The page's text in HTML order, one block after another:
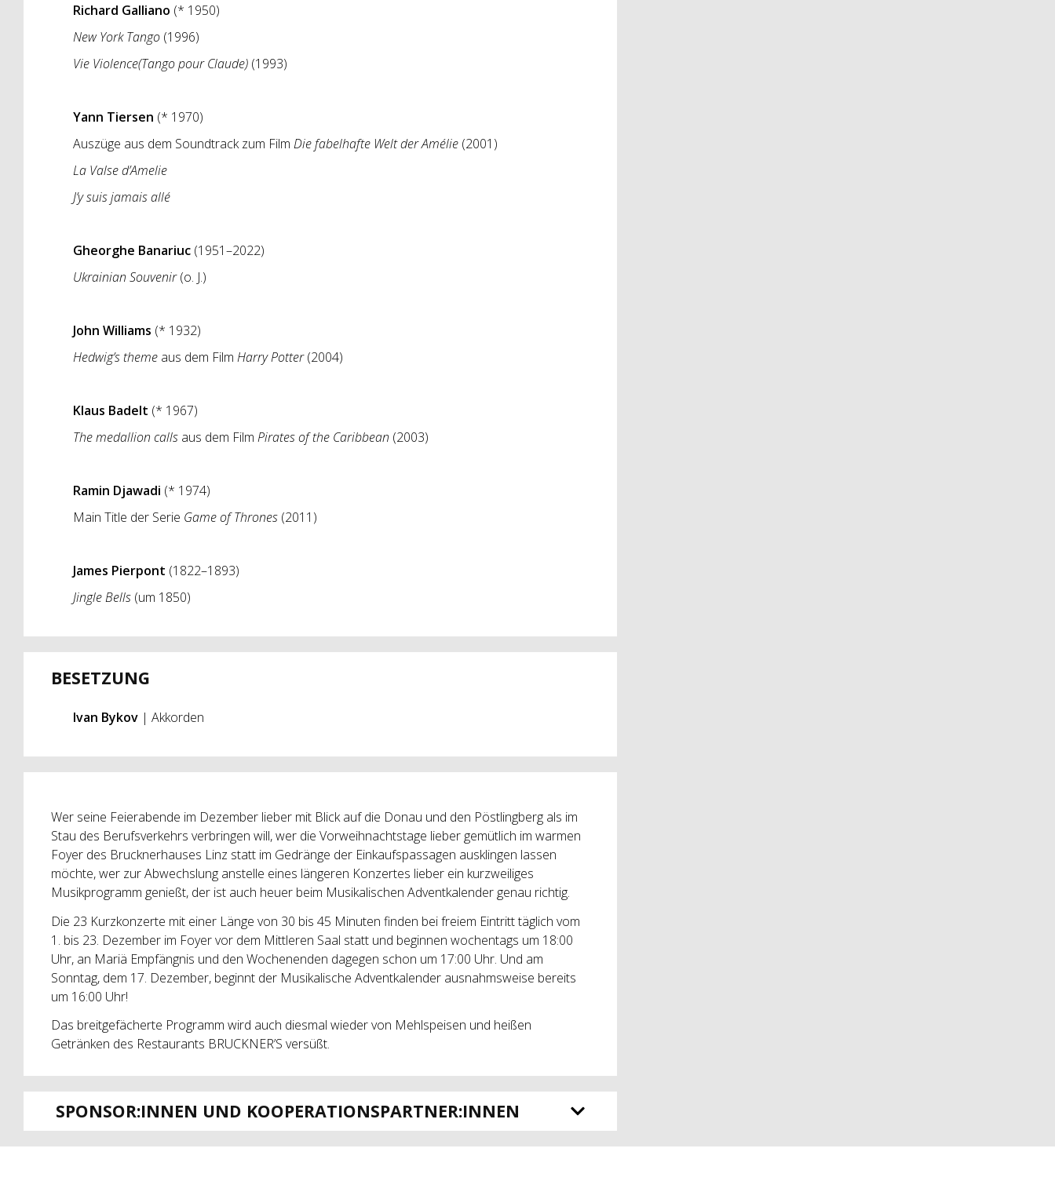
Richard Galliano (* 1950)
New York Tango(1996)
Vie Violence(Tango pour Claude)(1993)
Yann Tiersen (* 1970)
Auszüge aus dem Soundtrack zum Film Die fabelhafte Welt der Amélie (2001)
La Valse d’Amelie
J’y suis jamais allé
Gheorghe Banariuc(1951–2022)
Ukrainian Souvenir(o. J.)
John Williams (* 1932)
Hedwig’s themeaus dem Film Harry Potter(2004)
Klaus Badelt (* 1967)
The medallion callsaus dem Film Pirates of the Caribbean (2003)
Ramin Djawadi (* 1974)
Main Title der Serie Game of Thrones(2011)
James Pierpont (1822–1893)
Jingle Bells(um 1850)
BESETZUNG
Ivan Bykov| Akkorden
Wer seine Feierabende im Dezember lieber mit Blick auf die Donau und den Pöstlingberg als im
Stau des Berufsverkehrs verbringen will, wer die Vorweihnachtstage lieber gemütlich im warmen
Foyer des Brucknerhauses Linz statt im Gedränge der Einkaufspassagen ausklingen lassen
möchte, wer zur Abwechslung anstelle eines längeren Konzertes lieber ein kurzweiliges
Musikprogramm genießt, der ist auch heuer beim Musikalischen Adventkalender genau richtig.
Die 23 Kurzkonzerte mit einer Länge von 30 bis 45 Minuten finden bei freiem Eintritt täglich vom
1. bis 23. Dezember im Foyer vor dem Mittleren Saal statt und beginnen wochentags um 18:00
Uhr, an Mariä Empfängnis und den Wochenenden dagegen schon um 17:00 Uhr. Und am
Sonntag, dem 17. Dezember, beginnt der Musikalische Adventkalender ausnahmsweise bereits
um 16:00 Uhr!
Das breitgefächerte Programm wird auch diesmal wieder von Mehlspeisen und heißen
Getränken des Restaurants BRUCKNER’S versüßt.
SPONSOR:INNEN UND KOOPERATIONSPARTNER:INNEN